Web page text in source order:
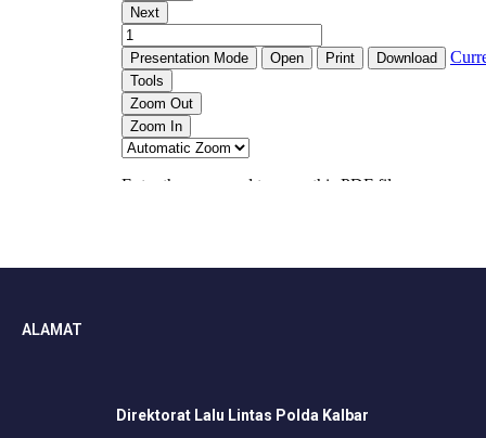
ALAMAT
Direktorat Lalu Lintas Polda Kalbar